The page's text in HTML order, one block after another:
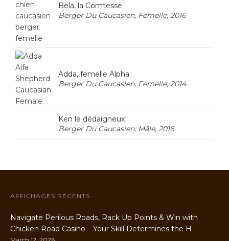
Bela, la Comtesse
Berger Du Caucasien, Femelle, 2016
Adda, femelle Alpha
Berger Du Caucasien, Femelle, 2014
Ken le dédaigneux
Berger Du Caucasien, Mâle, 2016
AFFICHAGES RÉCENTS
Navigate Perilous Roads, Rack Up Points & Win with
Chicken Road Casino – Your Skill Determines the H